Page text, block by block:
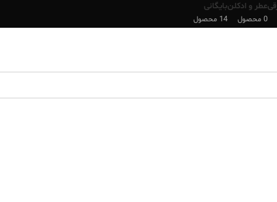
عطر و ادکلن
0 محصول
بایگانی
14 محصول